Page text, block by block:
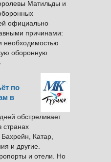
Матильды и
официально
причинами:
необходимостью
оборонную
по
в
обстреливает
странах
Бахрейн, Катар,
и другие.
и отели. Но